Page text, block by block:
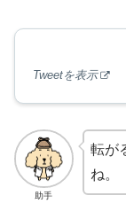
Tweetを表示
助手
転が
ね。